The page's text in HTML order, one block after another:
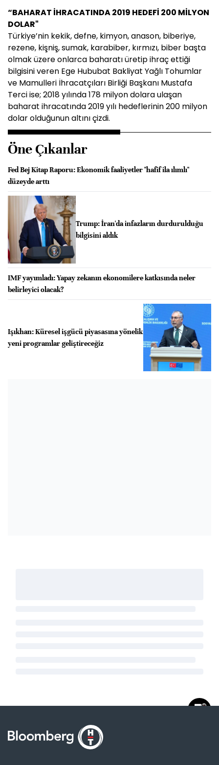
“BAHARAT İHRACATINDA 2019 HEDEFİ 200 MİLYON
DOLAR"
Türkiye’nin kekik, defne, kimyon, anason, biberiye,
rezene, kişniş, sumak, karabiber, kırmızı, biber başta
olmak üzere onlarca baharatı üretip ihraç ettiği
bilgisini veren Ege Hububat Bakliyat Yağlı Tohumlar
ve Mamulleri İhracatçıları Birliği Başkanı Mustafa
Terci ise; 2018 yılında 178 milyon dolara ulaşan
baharat ihracatında 2019 yılı hedeflerinin 200 milyon
dolar olduğunun altını çizdi.
Öne Çıkanlar
Fed Bej Kitap Raporu: Ekonomik faaliyetler "hafif ila ılımlı"
düzeyde arttı
Trump: İran'da infazların durdurulduğu
bilgisini aldık
IMF yayımladı: Yapay zekanın ekonomilere katkısında neler
belirleyici olacak?
Işıkhan: Küresel işgücü piyasasına yönelik
yeni programlar geliştireceğiz